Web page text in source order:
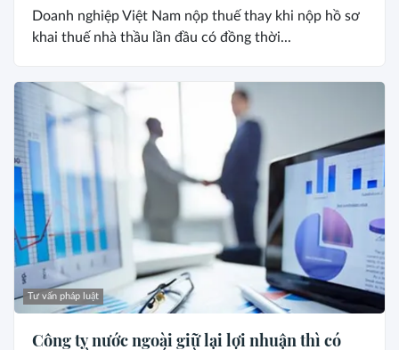
Doanh nghiệp Việt Nam nộp thuế thay khi nộp hồ sơ
khai thuế nhà thầu lần đầu có đồng thời...
Tư vấn pháp luật
Công ty nước ngoài giữ lại lợi nhuận thì có